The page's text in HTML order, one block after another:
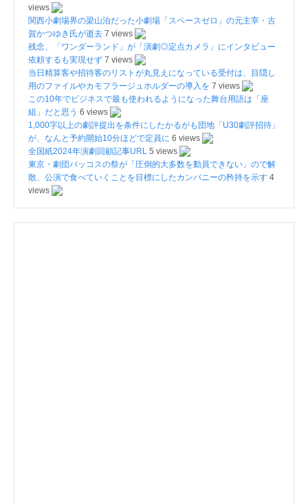
views
関西小劇場界の梁山泊だった小劇場「スペースゼロ」の元主宰・古
賀かつゆき氏が逝去 7 views
残念、「ワンダーランド」が「演劇◎定点カメラ」にインタビュー
依頼するも実現せず 7 views
当日精算客や招待客のリストが丸見えになっている受付は、目隠し
用のファイルやカモフラージュホルダーの導入を 7 views
この10年でビジネスで最も使われるようになった舞台用語は「座
組」だと思う 6 views
1,000字以上の劇評提出を条件にしたかるがも団地「U30劇評招待」
が、なんと予約開始10分ほどで定員に 6 views
全国紙2024年演劇回顧記事URL 5 views
東京・劇団バッコスの祭が「圧倒的大多数を動員できない」ので解
散、公演で食べていくことを目標にしたカンパニーの矜持を示す 4
views